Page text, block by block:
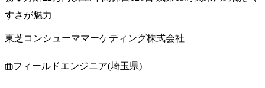
すさが魅力
東芝コンシューママーケティング株式会社
フィールドエンジニア(埼玉県)